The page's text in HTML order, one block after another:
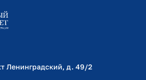
портал
Ленинградский, д. 49/2​